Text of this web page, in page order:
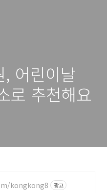
, 어린이날
로 추천해요
kongkong8 광고